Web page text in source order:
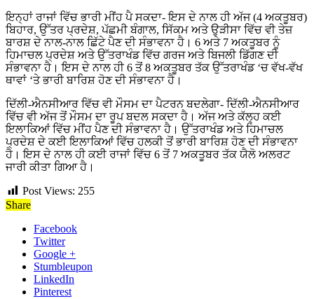
ਇਨ੍ਹਾਂ ਰਾਜਾਂ ਵਿੱਚ ਭਾਰੀ ਮੀਂਹ ਪੈ ਸਕਦਾ- ਇਸ ਦੇ ਨਾਲ ਹੀ ਅੱਜ (4 ਅਕਤੂਬਰ)
ਬਿਹਾਰ, ਉੱਤਰ ਪ੍ਰਦੇਸ਼, ਪੱਛਮੀ ਬੰਗਾਲ, ਸਿੱਕਮ ਅਤੇ ਉੜੀਸਾ ਵਿੱਚ ਵੀ ਤੇਜ਼
ਬਾਰਸ਼ ਦੇ ਨਾਲ-ਨਾਲ ਛਿੱਟੇ ਪੈਣ ਦੀ ਸੰਭਾਵਨਾ ਹੈ। 6 ਅਤੇ 7 ਅਕਤੂਬਰ ਨੂੰ
ਹਿਮਾਚਲ ਪ੍ਰਦੇਸ਼ ਅਤੇ ਉੱਤਰਾਖੰਡ ਵਿੱਚ ਗਰਜ ਅਤੇ ਬਿਜਲੀ ਡਿੱਗਣ ਦੀ
ਸੰਭਾਵਨਾ ਹੈ। ਇਸ ਦੇ ਨਾਲ ਹੀ 6 ਤੋਂ 8 ਅਕਤੂਬਰ ਤੱਕ ਉੱਤਰਾਖੰਡ ‘ਚ ਵੱਖ-ਵੱਖ
ਥਾਵਾਂ ‘ਤੇ ਭਾਰੀ ਬਾਰਿਸ਼ ਹੋਣ ਦੀ ਸੰਭਾਵਨਾ ਹੈ।
ਦਿੱਲੀ-ਐਨਸੀਆਰ ਵਿੱਚ ਵੀ ਮੌਸਮ ਦਾ ਪੈਟਰਨ ਬਦਲੇਗਾ- ਦਿੱਲੀ-ਐਨਸੀਆਰ
ਵਿੱਚ ਵੀ ਅੱਜ ਤੋਂ ਮੌਸਮ ਦਾ ਰੂਪ ਬਦਲ ਸਕਦਾ ਹੈ। ਅੱਜ ਅਤੇ ਕੱਲ੍ਹ ਕਈ
ਇਲਾਕਿਆਂ ਵਿੱਚ ਮੀਂਹ ਪੈਣ ਦੀ ਸੰਭਾਵਨਾ ਹੈ। ਉੱਤਰਾਖੰਡ ਅਤੇ ਹਿਮਾਚਲ
ਪ੍ਰਦੇਸ਼ ਦੇ ਕਈ ਇਲਾਕਿਆਂ ਵਿੱਚ ਹਲਕੀ ਤੋਂ ਭਾਰੀ ਬਾਰਿਸ਼ ਹੋਣ ਦੀ ਸੰਭਾਵਨਾ
ਹੈ। ਇਸ ਦੇ ਨਾਲ ਹੀ ਕਈ ਰਾਜਾਂ ਵਿੱਚ 6 ਤੋਂ 7 ਅਕਤੂਬਰ ਤੱਕ ਯੈਲੋ ਅਲਰਟ
ਜਾਰੀ ਕੀਤਾ ਗਿਆ ਹੈ।
Post Views: 255
Share
Facebook
Twitter
Google +
Stumbleupon
LinkedIn
Pinterest